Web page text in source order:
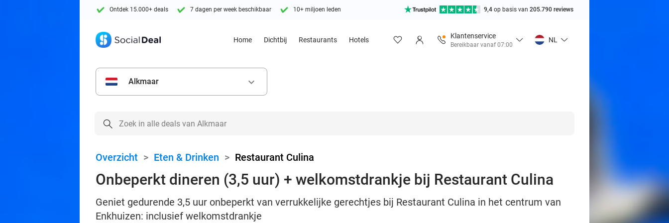
Ontdek 15.000+ deals 7 dagen per week beschikbaar 10+ miljoen leden 9,4 op basis van 205.790 reviews
Home Dichtbij Restaurants Hotels
Klantenservice
Bereikbaar vanaf 07:00
NL
Alkmaar keyboard_arrow_down
Overzicht > Eten & Drinken > Restaurant Culina
Onbeperkt dineren (3,5 uur) + welkomstdrankje bij Restaurant Culina
Geniet gedurende 3,5 uur onbeperkt van verrukkelijke gerechtjes bij Restaurant Culina in het centrum van
Enkhuizen: inclusief welkomstdrankje